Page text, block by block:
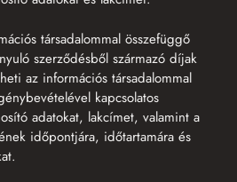
társadalommal összefüggő
szerződésből származó díjak
az információs társadalommal
kapcsolatos
adatokat, lakcímet, valamint a
időpontjára, időtartamára és